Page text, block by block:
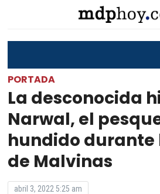
PORTADA
La desconocida
Narwal, el
hundido durante
de Malvinas
abril 3, 2022 5:25 am